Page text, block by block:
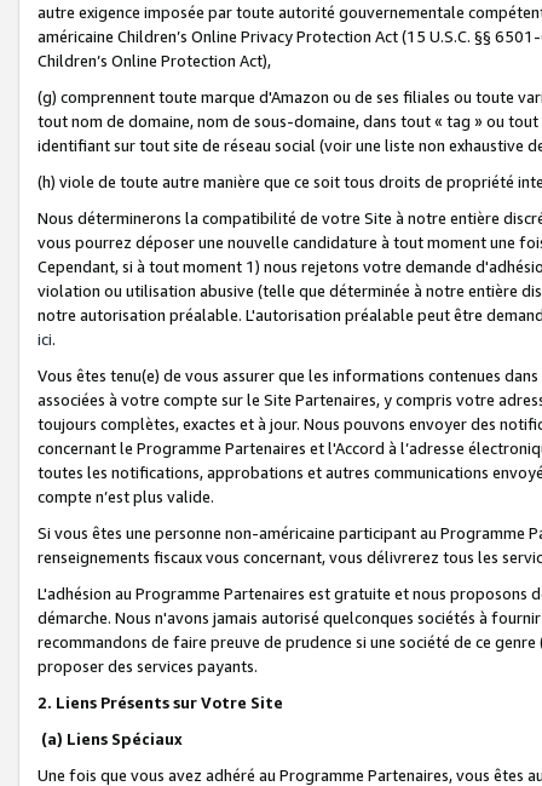
autre exigence imposée par toute autorité gouvernementale
américaine Children’s Online Privacy Protection Act (15 U.S.C. §§
Children’s Online Protection Act),
(g) comprennent toute marque d'Amazon ou de ses filiales ou toute
tout nom de domaine, nom de sous-domaine, dans tout « tag » ou
identifiant sur tout site de réseau social (voir une liste non exhaustive
(h) viole de toute autre manière que ce soit tous droits de propriété
Nous déterminerons la compatibilité de votre Site à notre entière
vous pourrez déposer une nouvelle candidature à tout moment une
Cependant, si à tout moment 1) nous rejetons votre demande
violation ou utilisation abusive (telle que déterminée à notre entière
notre autorisation préalable. L'autorisation préalable peut être
ici.
Vous êtes tenu(e) de vous assurer que les informations contenues
associées à votre compte sur le Site Partenaires, y compris votre
toujours complètes, exactes et à jour. Nous pouvons envoyer des
concernant le Programme Partenaires et l'Accord à l’adresse
toutes les notifications, approbations et autres communications
compte n’est plus valide.
Si vous êtes une personne non-américaine participant au
renseignements fiscaux vous concernant, vous délivrerez tous les
L'adhésion au Programme Partenaires est gratuite et nous proposons
démarche. Nous n'avons jamais autorisé quelconques sociétés à
recommandons de faire preuve de prudence si une société de ce
proposer des services payants.
2. Liens Présents sur Votre Site
(a) Liens Spéciaux
Une fois que vous avez adhéré au Programme Partenaires, vous êtes